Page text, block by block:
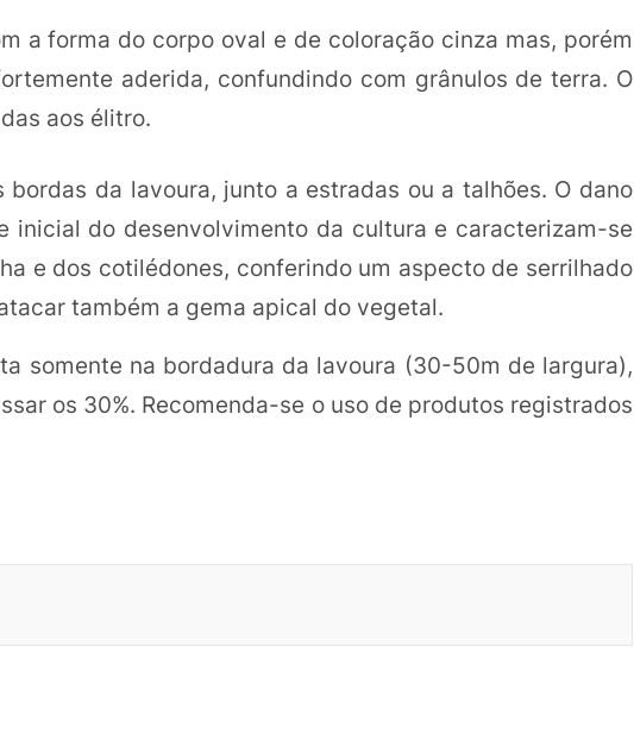
a forma do corpo oval e de coloração cinza mas, porém
aderida, confundindo com grânulos de terra. O
aos élitro.
da lavoura, junto a estradas ou a talhões. O dano
inicial do desenvolvimento da cultura e caracterizam-se
e dos cotilédones, conferindo um aspecto de serrilhado
também a gema apical do vegetal.
somente na bordadura da lavoura (30-50m de largura),
os 30%. Recomenda-se o uso de produtos registrados